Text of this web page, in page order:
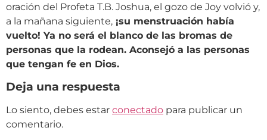
oración del Profeta T.B. Joshua, el gozo de Joy volvió y,
a la mañana siguiente, ¡su menstruación había
vuelto! Ya no será el blanco de las bromas de
personas que la rodean. Aconsejó a las personas
que tengan fe en Dios.
Deja una respuesta
Lo siento, debes estar conectado para publicar un
comentario.